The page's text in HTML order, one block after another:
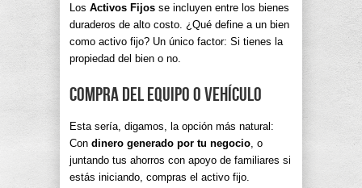
Los Activos Fijos se incluyen entre los bienes
duraderos de alto costo. ¿Qué define a un bien
como activo fijo? Un único factor: Si tienes la
propiedad del bien o no.
Compra del equipo o vehículo
Esta sería, digamos, la opción más natural:
Con dinero generado por tu negocio , o
juntando tus ahorros con apoyo de familiares si
estás iniciando, compras el activo fijo.